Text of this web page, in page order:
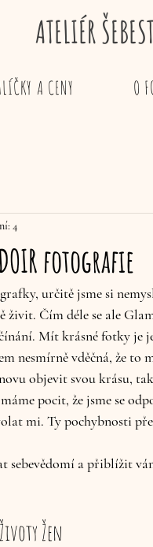
ATELIÉR
A CENY O
fotografie
4
určitě jsme si
živit. Čím déle se ale
Mít krásné fotky je
nesmírně vděčná, že to
pocit, že jsme se
mi. Ty pochybnosti
sebevědomí a přiblížit
Žen